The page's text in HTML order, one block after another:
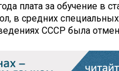
плата за обучение в
в средних
СССР была